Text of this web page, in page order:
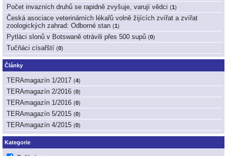
Počet invazních druhů se rapidně zvyšuje, varují vědci (1)
Česká asociace veterinárních lékařů volně žijících zvířat a zvířat
zoologických zahrad: Odborné stan (1)
Pytláci slonů v Botswaně otrávili přes 500 supů (0)
Tučňáci císařští (0)
Články
TERAmagazín 1/2017 (4)
TERAmagazín 2/2016 (0)
TERAmagazín 1/2016 (0)
TERAmagazín 5/2015 (0)
TERAmagazín 4/2015 (0)
Kategorie